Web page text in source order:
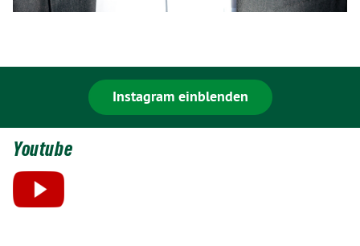
Instagram einblenden
Youtube